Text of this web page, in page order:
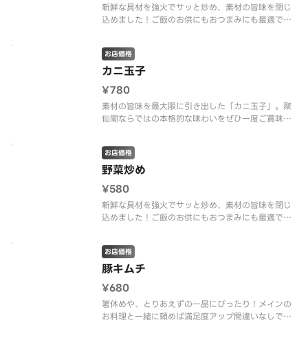
新鮮な具材を強火でサッと炒め、素材の旨味を閉じ
込めました！ご飯のお供にもおつまみにも最適で
カニ玉子
お店価格
¥780
素材の旨味を最大限に引き出した「カニ玉子」。聚
仙閣ならではの本格的な味わいをぜひ一度ご賞味く
野菜炒め
お店価格
¥580
新鮮な具材を強火でサッと炒め、素材の旨味を閉じ
込めました！ご飯のお供にもおつまみにも最適で
豚キムチ
お店価格
¥680
箸休めや、とりあえずの一品にぴったり！メインの
お料理と一緒に頼めば満足度アップ間違いなしで